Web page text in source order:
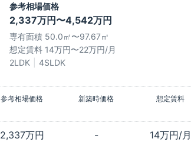
参考相場価格
2,337万円〜4,542万円
専有面積 50.0㎡〜97.67㎡
想定賃料 14万円〜22万円/月
2LDK
4SLDK
参考相場価格 新築時価格 想定賃料
2,337万円 - 14万円/月